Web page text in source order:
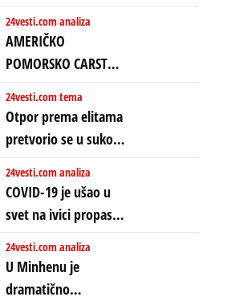
Predstojeći poraz
Amerike u Iranu
uvodi eru
energetskog haosa,
finansijskih
previranja i kolapsa
starog poretka
24vesti.com analiza
AMERIČKO
POMORSKO CARSTVO
PROTIV KINESKOG
KOPNENOG SVETA:
Rat u Iranu je rat za
globalne preferencije
24vesti.com tema
Otpor prema elitama
pretvorio se u sukob
između običnih ljudi:
ZAŠTO SE DEŠAVA
EKSTREMNA
POLARIZACIJA?
24vesti.com analiza
COVID-19 je ušao u
svet na ivici propasti,
ubio milione, ali je
spasao sistem
24vesti.com analiza
U Minhenu je
dramatično